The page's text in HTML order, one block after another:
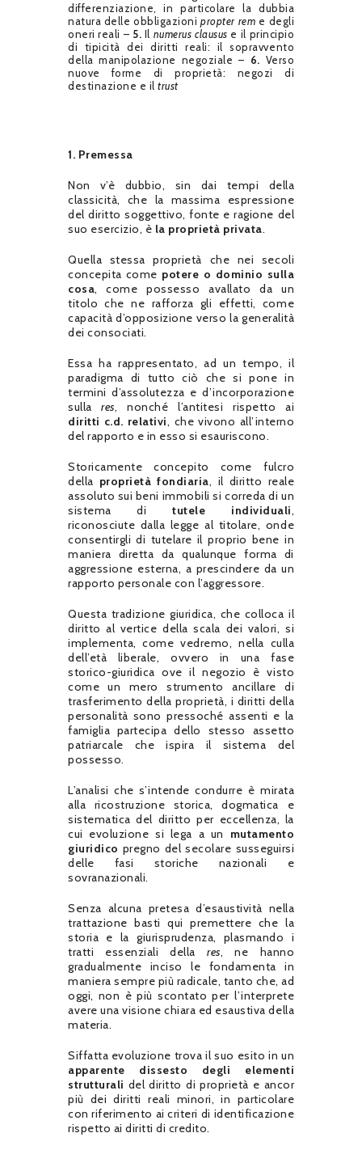
differenziazione, in particolare la dubbia
natura delle obbligazionipropter rem e degli
oneri reali – 5. Il numerus clausus e il principio
di tipicità dei diritti reali: il sopravvento
della manipolazione negoziale – 6. Verso
nuove forme di proprietà: negozi di
destinazione e il trust
1. Premessa
Non v’è dubbio, sin dai tempi della
classicità, che la massima espressione
del diritto soggettivo, fonte e ragione del
suo esercizio, è la proprietà privata.
Quella stessa proprietà che nei secoli
concepita come potere o dominio sulla
cosa, come possesso avallato da un
titolo che ne rafforza gli effetti, come
capacità d’opposizione verso la generalità
dei consociati.
Essa ha rappresentato, ad un tempo, il
paradigma di tutto ciò che si pone in
termini d’assolutezza e d’incorporazione
sullares, nonché l’antitesi rispetto ai
diritti c.d. relativi, che vivono all’interno
del rapporto e in esso si esauriscono.
Storicamente concepito come fulcro
della proprietà fondiaria, il diritto reale
assoluto sui beni immobili si correda di un
sistema ditutele individuali,
riconosciute dalla legge al titolare, onde
consentirgli di tutelare il proprio bene in
maniera diretta da qualunque forma di
aggressione esterna, a prescindere da un
rapporto personale con l’aggressore.
Questa tradizione giuridica, che colloca il
diritto al vertice della scala dei valori, si
implementa, come vedremo, nella culla
dell’età liberale, ovvero in una fase
storico-giuridica ove il negozio è visto
come un mero strumento ancillare di
trasferimento della proprietà, i diritti della
personalità sono pressoché assenti e la
famiglia partecipa dello stesso assetto
patriarcale che ispira il sistema del
possesso.
L’analisi che s’intende condurre è mirata
alla ricostruzione storica, dogmatica e
sistematica del diritto per eccellenza, la
cui evoluzione si lega a un mutamento
giuridico pregno del secolare susseguirsi
delle fasi storiche nazionali e
sovranazionali.
Senza alcuna pretesa d’esaustività nella
trattazione basti qui premettere che la
storia e la giurisprudenza, plasmando i
tratti essenziali dellares, ne hanno
gradualmente inciso le fondamenta in
maniera sempre più radicale, tanto che, ad
oggi, non è più scontato per l’interprete
avere una visione chiara ed esaustiva della
materia.
Siffatta evoluzione trova il suo esito in un
apparente dissesto degli elementi
strutturali del diritto di proprietà e ancor
più dei diritti reali minori, in particolare
con riferimento ai criteri di identificazione
rispetto ai diritti di credito.